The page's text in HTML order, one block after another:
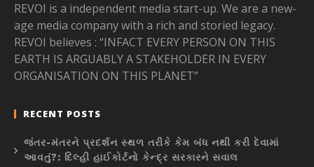
REVOI is a independent media start-up. We are a new-
age media company with a rich and storied legacy.
REVOI believes : “INFACT EVERY PERSON ON THIS
EARTH IS ARGUABLY A STAKEHOLDER IN EVERY
ORGANISATION ON THIS PLANET”
RECENT POSTS
જંતર-મંતરને પ્રદર્શન સ્થળ તરીકે કેમ બંધ નથી કરી દેવામાં
આવતું?: દિલ્હી હાઈકોર્ટનો કેન્દ્ર સરકારને સવાલ